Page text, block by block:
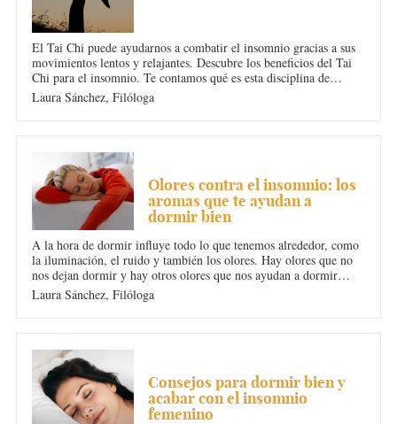
El Tai Chi puede ayudarnos a combatir el insomnio gracias a sus
movimientos lentos y relajantes. Descubre los beneficios del Tai
Chi para el insomnio. Te contamos qué es esta disciplina de
ejercicios y cómo puede ayudarte a dormir mejor si sabes cómo
realizarla bien. Estos son todas las ventajas del taichí.
Laura Sánchez,Filóloga
Olores contra el insomnio: los
aromas que te ayudan a
dormir bien
A la hora de dormir influye todo lo que tenemos alrededor, como
la iluminación, el ruido y también los olores. Hay olores que no
nos dejan dormir y hay otros olores que nos ayudan a dormir
bien. Hablamos sobre la aromaterapia de los olores y cómo te
puede a descansar mejor por las noches.
Laura Sánchez,Filóloga
Consejos para dormir bien y
acabar con el insomnio
femenino